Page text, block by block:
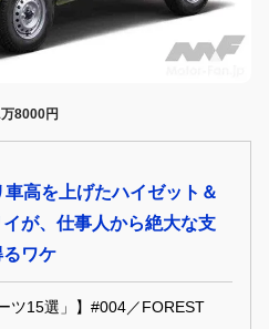
8000円
車高を上げたハイゼット＆
イが、仕事人から絶大な支
ワケ
ツ15選」】#004／FOREST